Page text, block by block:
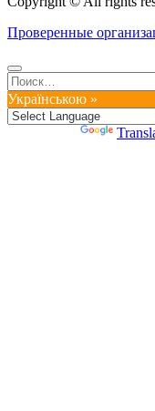
Проверенные
Найти:
Українською »